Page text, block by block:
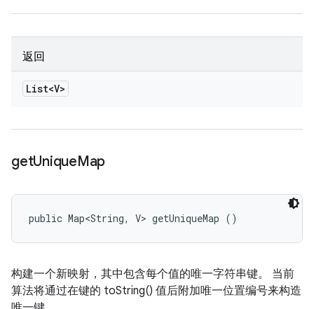
返回
List<V>
getUniqueMap
public Map<String, V> getUniqueMap ()
构建一个新映射，其中包含每个值的唯一字符串键。 当前
算法将通过在键的 toString() 值后附加唯一位置编号来构造